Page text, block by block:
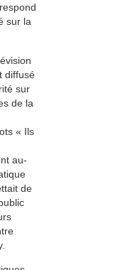
sur la
diffusé
sur
de la
« Ils
au-
de